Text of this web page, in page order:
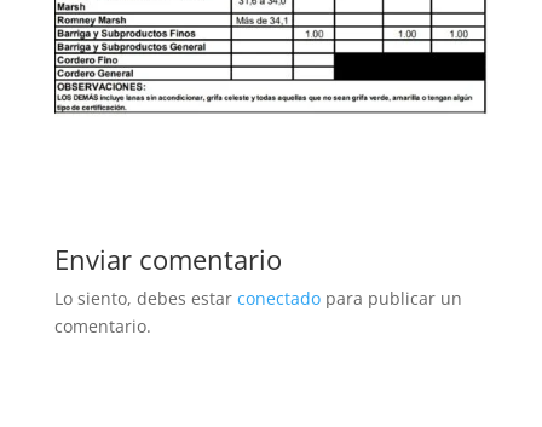
Enviar comentario
Lo siento, debes estar conectadopara publicar un
comentario.